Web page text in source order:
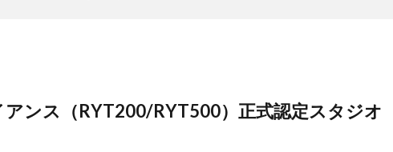
ンス（RYT200/RYT500）正式認定スタジオ